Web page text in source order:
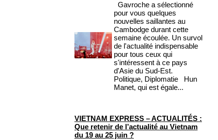
Gavroche a sélectionné
pour vous quelques
nouvelles saillantes au
Cambodge durant cette
semaine écoulée. Un survol
de l'actualité indispensable
pour tous ceux qui
s'intéressent à ce pays
d'Asie du Sud-Est.
Politique, Diplomatie Hun
Manet, qui est égale...
VIETNAM EXPRESS – ACTUALITÉS :
Que retenir de l’actualité au Vietnam
du 19 au 25 juin ?